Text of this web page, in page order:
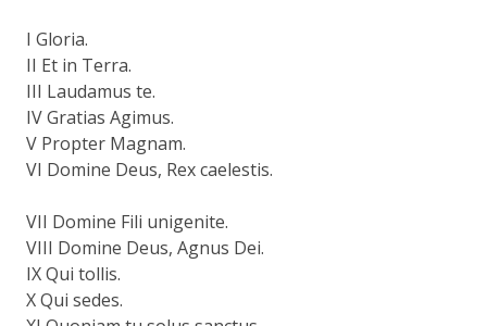
I Gloria.
II Et in Terra.
III Laudamus te.
IV Gratias Agimus.
V Propter Magnam.
VI Domine Deus, Rex caelestis.
VII Domine Fili unigenite.
VIII Domine Deus, Agnus Dei.
IX Qui tollis.
X Qui sedes.